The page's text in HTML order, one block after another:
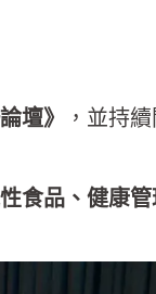
壇》
，並持
食品、健康